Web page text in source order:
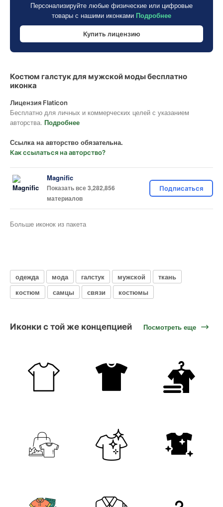
Персонализируйте любые физические или цифровые
товары с нашими иконками Подробнее
Купить лицензию
Костюм галстук для мужской моды бесплатно
иконка
Лицензия Flaticon
Бесплатно для личных и коммерческих целей с указанием
авторства. Подробнее
Ссылка на авторство обязательна.
Как ссылаться на авторство?
Magnific
Показать все 3,282,856
материалов
Подписаться
Больше иконок из пакета
одежда мода галстук мужской
ткань
костюм
самцы связи костюмы
Иконки с той же концепцией Посмотреть еще